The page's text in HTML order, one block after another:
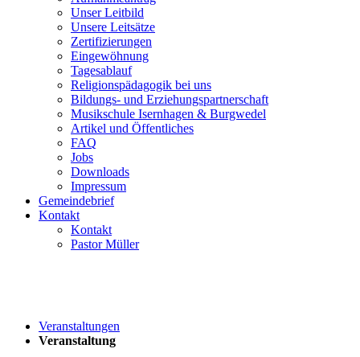
Unser Leitbild
Unsere Leitsätze
Zertifizierungen
Eingewöhnung
Tagesablauf
Religionspädagogik bei uns
Bildungs- und Erziehungspartnerschaft
Musikschule Isernhagen & Burgwedel
Artikel und Öffentliches
FAQ
Jobs
Downloads
Impressum
Gemeindebrief
Kontakt
Kontakt
Pastor Müller
Veranstaltungen
Veranstaltung